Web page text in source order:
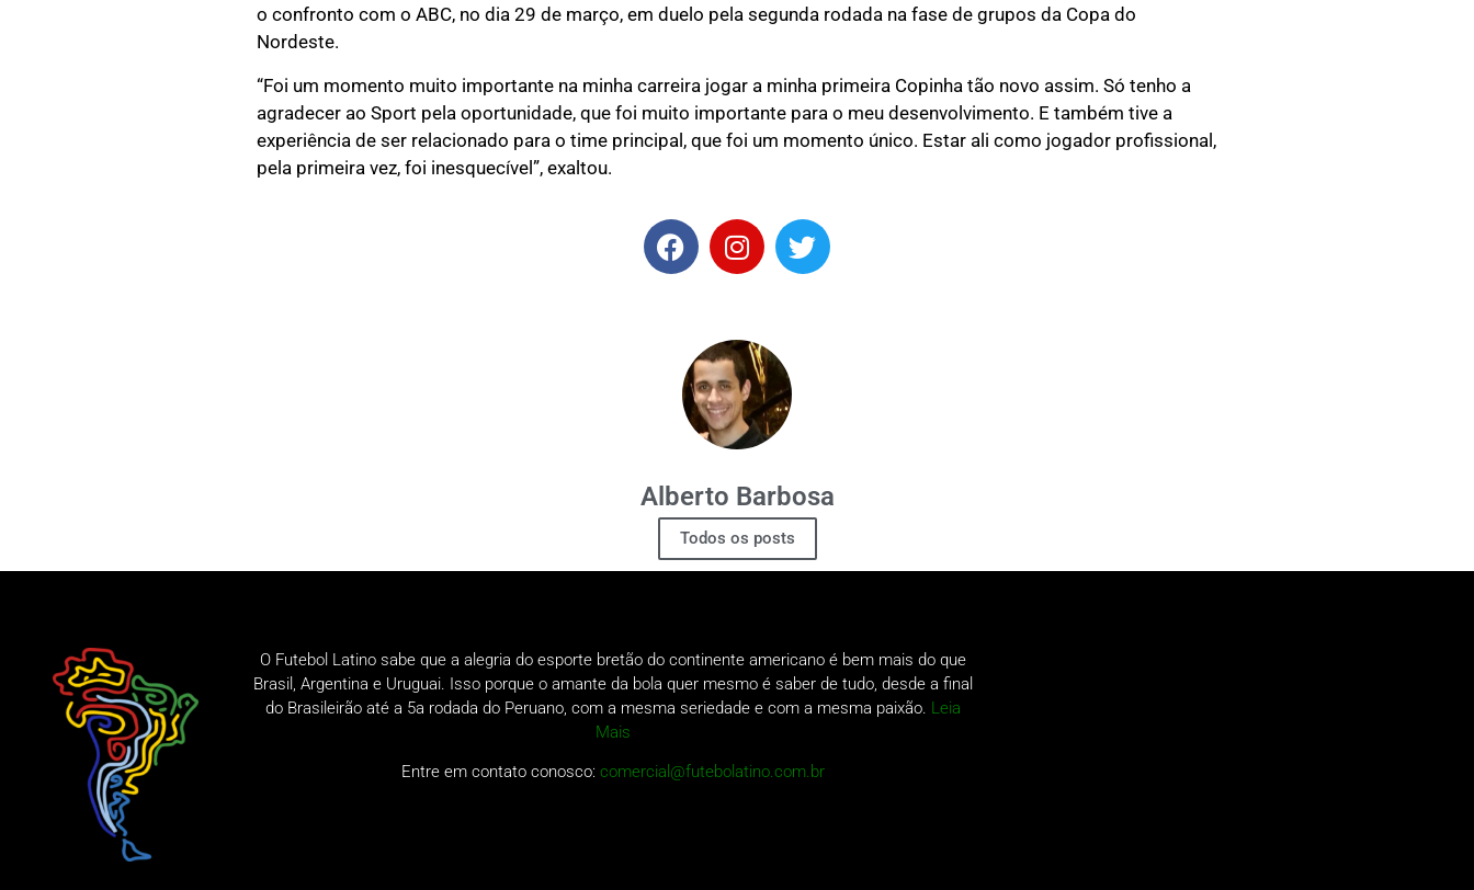
o confronto com o ABC, no dia 29 de março, em duelo pela segunda rodada na fase de grupos da Copa do
Nordeste.
“Foi um momento muito importante na minha carreira jogar a minha primeira Copinha tão novo assim. Só tenho a
agradecer ao Sport pela oportunidade, que foi muito importante para o meu desenvolvimento. E também tive a
experiência de ser relacionado para o time principal, que foi um momento único. Estar ali como jogador profissional,
pela primeira vez, foi inesquecível”, exaltou.
Alberto Barbosa
Todos os posts
O Futebol Latino sabe que a alegria do esporte bretão do continente americano é bem mais do que
Brasil, Argentina e Uruguai. Isso porque o amante da bola quer mesmo é saber de tudo, desde a final
do Brasileirão até a 5a rodada do Peruano, com a mesma seriedade e com a mesma paixão. Leia
Mais
Entre em contato conosco:comercial@futebolatino.com.br